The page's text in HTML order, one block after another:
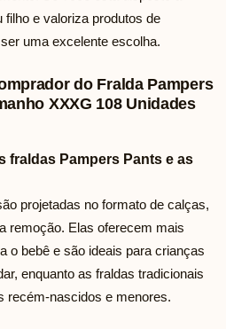
e valoriza produtos de
uma excelente escolha.
do Fralda Pampers
XXXG 108 Unidades
fraldas Pampers Pants e as
projetadas no formato de calças,
remoção. Elas oferecem mais
o bebê e são ideais para crianças
enquanto as fraldas tradicionais
recém-nascidos e menores.